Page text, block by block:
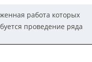
работа которых
проведение ряда